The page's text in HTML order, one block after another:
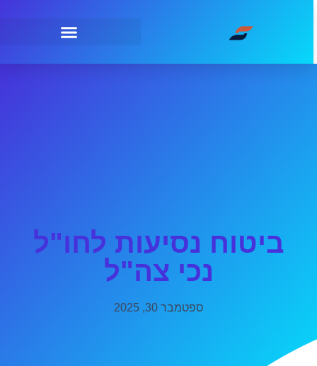
ביטוח נסיעות לחו"ל
נכי צה"ל
ספטמבר 30, 2025